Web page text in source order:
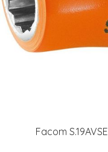
Facom